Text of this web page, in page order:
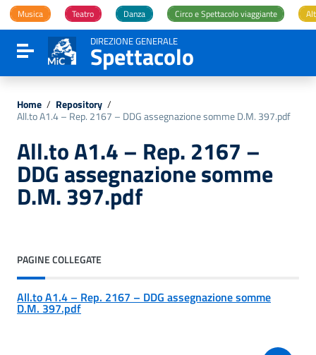
Vai ai contenuti
Vai al menu di navigazione
Vai al footer
Musica Teatro Danza Circo e Spettacolo viaggiante
Attiva / disattiva la navigazione
DIREZIONE GENERALE
Spettacolo
Home / Repository /
All.to A1.4 – Rep. 2167 – DDG assegnazione somme D.M. 397.pdf
All.to A1.4 – Rep. 2167 –
DDG assegnazione somme
D.M. 397.pdf
PAGINE COLLEGATE
All.to A1.4 – Rep. 2167 – DDG assegnazione somme
D.M. 397.pdf